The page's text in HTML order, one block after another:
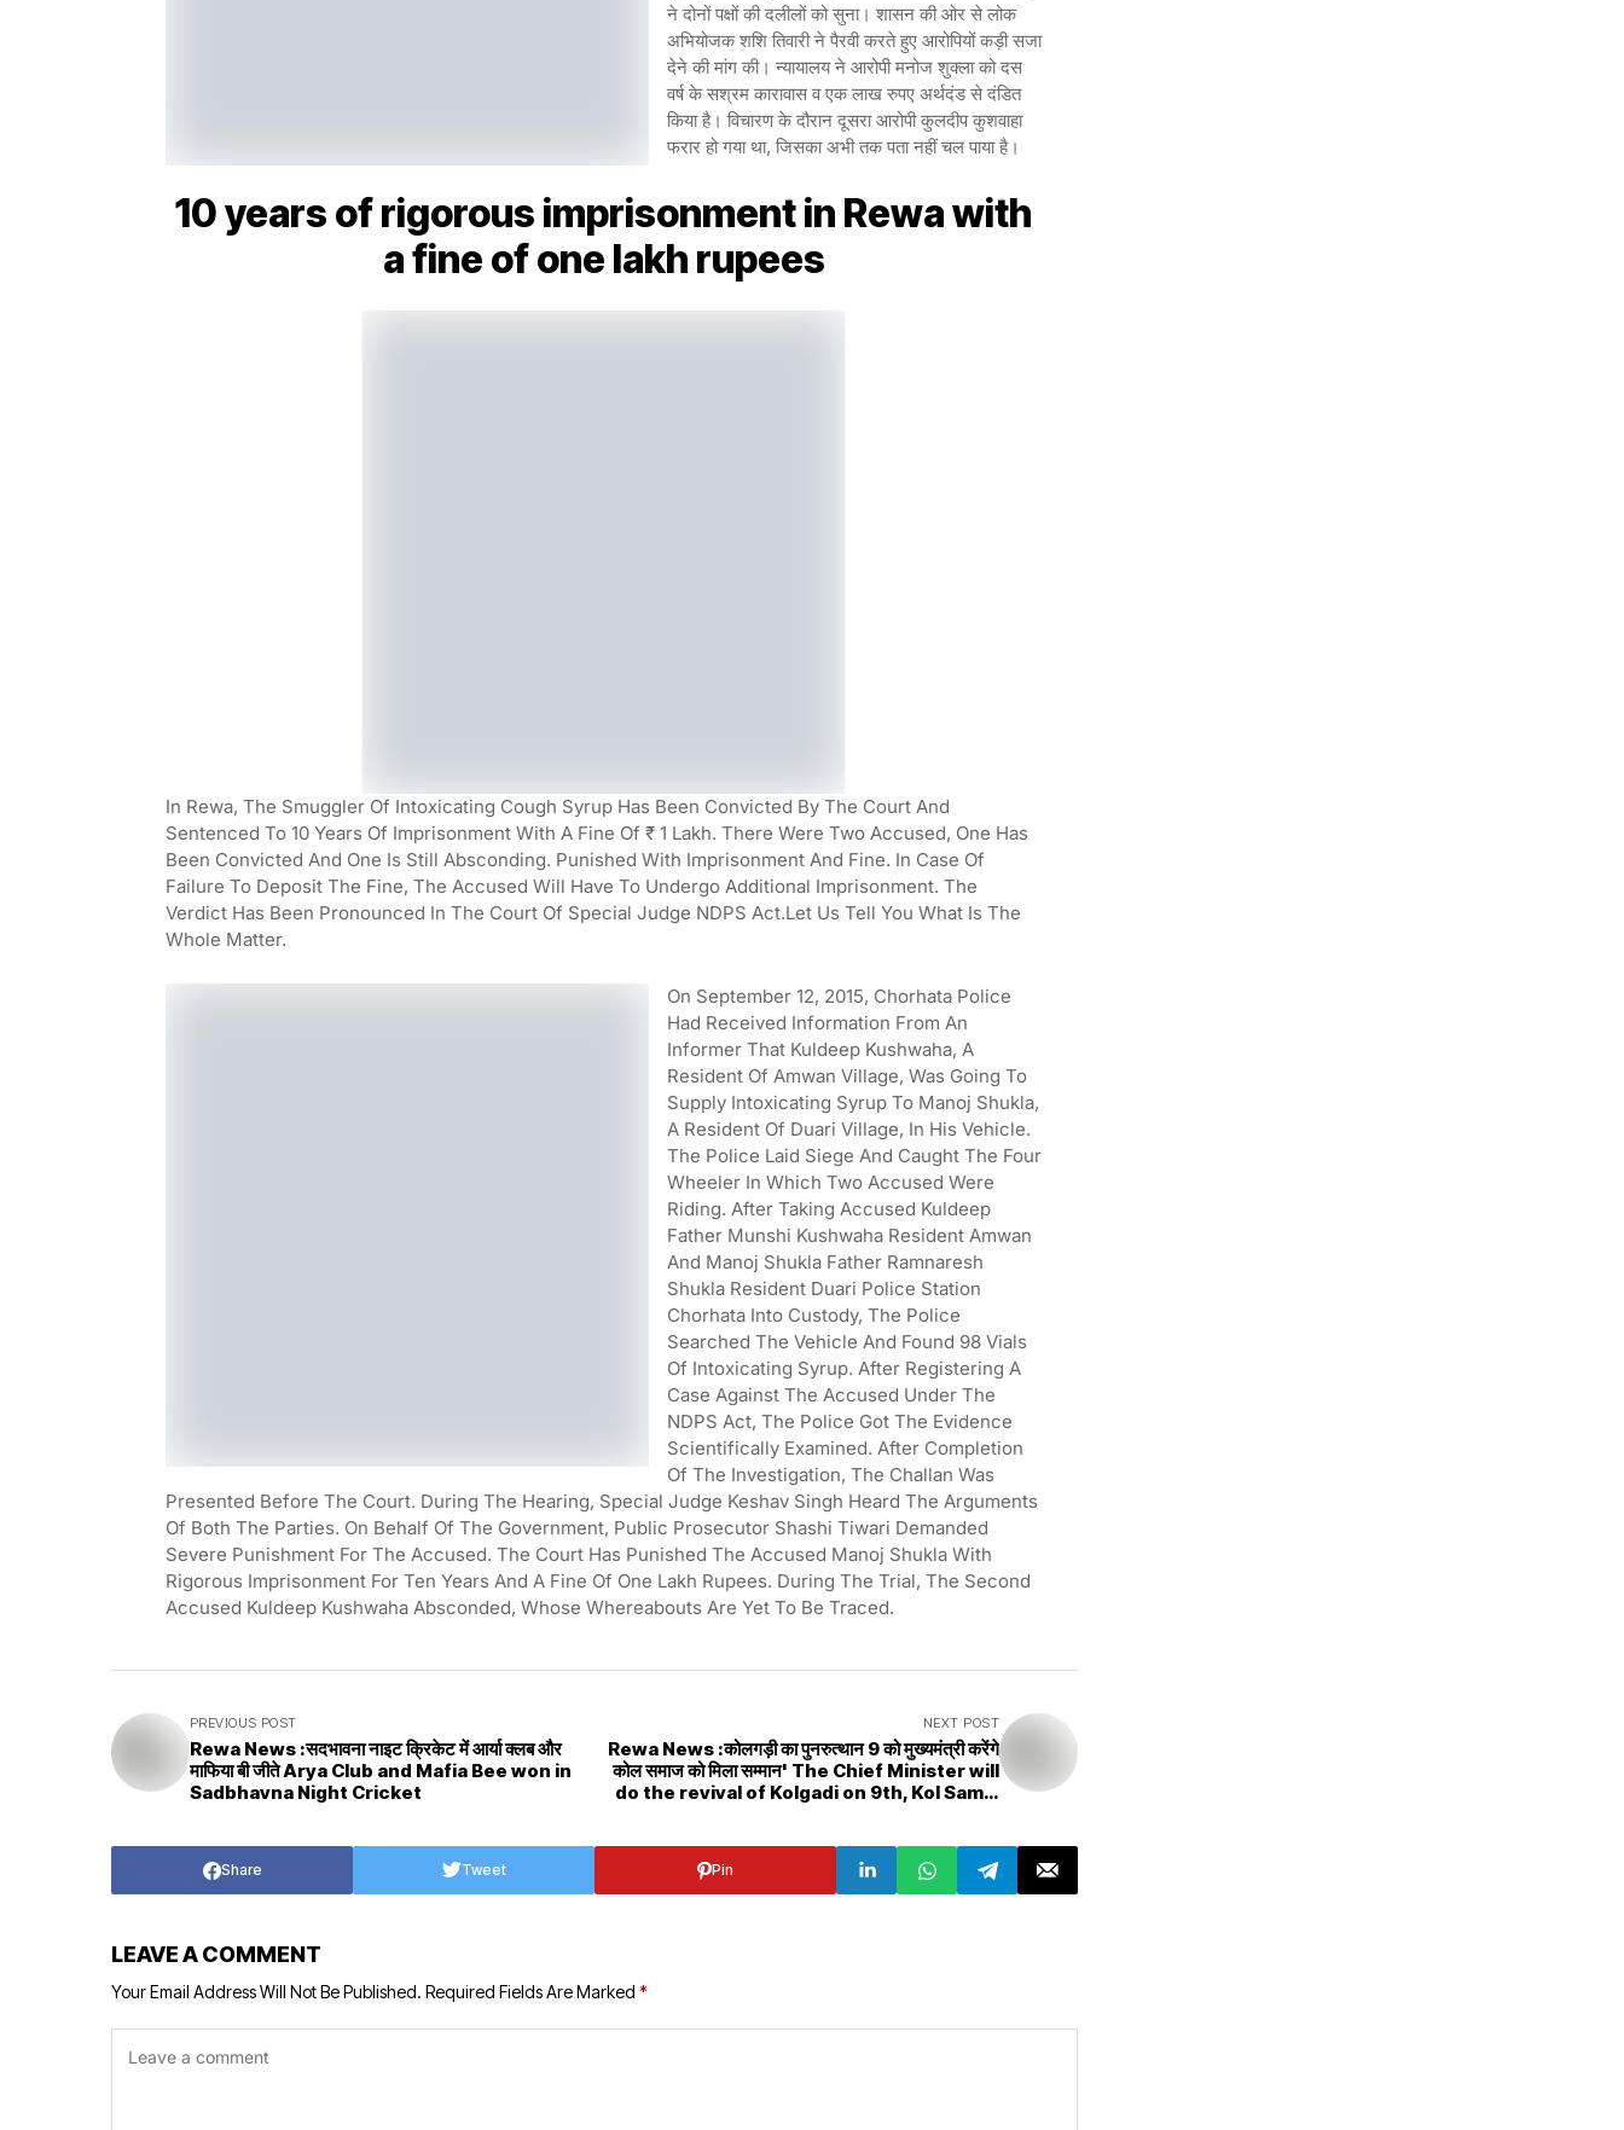
ने दोनों पक्षों की दलीलों को सुना। शासन की ओर से लोक
अभियोजक शशि तिवारी ने पैरवी करते हुए आरोपियों कड़ी सजा
देने की मांग की। न्यायालय ने आरोपी मनोज शुक्ला को दस
वर्ष के सश्रम कारावास व एक लाख रुपए अर्थदंड से दंडित
किया है। विचारण के दौरान दूसरा आरोपी कुलदीप कुशवाहा
फरार हो गया था, जिसका अभी तक पता नहीं चल पाया है।
10 years of rigorous imprisonment in Rewa with
a fine of one lakh rupees
In Rewa, The Smuggler Of Intoxicating Cough Syrup Has Been Convicted By The Court And
Sentenced To 10 Years Of Imprisonment With A Fine Of ₹ 1 Lakh. There Were Two Accused, One Has
Been Convicted And One Is Still Absconding. Punished With Imprisonment And Fine. In Case Of
Failure To Deposit The Fine, The Accused Will Have To Undergo Additional Imprisonment. The
Verdict Has Been Pronounced In The Court Of Special Judge NDPS Act.Let Us Tell You What Is The
Whole Matter.
On September 12, 2015, Chorhata Police
Had Received Information From An
Informer That Kuldeep Kushwaha, A
Resident Of Amwan Village, Was Going To
Supply Intoxicating Syrup To Manoj Shukla,
A Resident Of Duari Village, In His Vehicle.
The Police Laid Siege And Caught The Four
Wheeler In Which Two Accused Were
Riding. After Taking Accused Kuldeep
Father Munshi Kushwaha Resident Amwan
And Manoj Shukla Father Ramnaresh
Shukla Resident Duari Police Station
Chorhata Into Custody, The Police
Searched The Vehicle And Found 98 Vials
Of Intoxicating Syrup. After Registering A
Case Against The Accused Under The
NDPS Act, The Police Got The Evidence
Scientifically Examined. After Completion
Of The Investigation, The Challan Was
Presented Before The Court. During The Hearing, Special Judge Keshav Singh Heard The Arguments
Of Both The Parties. On Behalf Of The Government, Public Prosecutor Shashi Tiwari Demanded
Severe Punishment For The Accused. The Court Has Punished The Accused Manoj Shukla With
Rigorous Imprisonment For Ten Years And A Fine Of One Lakh Rupees. During The Trial, The Second
Accused Kuldeep Kushwaha Absconded, Whose Whereabouts Are Yet To Be Traced.
PREVIOUS POST
Rewa News :सदभावना नाइट क्रिकेट में आर्या क्लब और
माफिया बी जीते Arya Club and Mafia Bee won in
Sadbhavna Night Cricket
NEXT POST
Rewa News :कोलगड़ी का पुनरुत्थान 9 को मुख्यमंत्री करेंगे
कोल समाज को मिला सम्मान' The Chief Minister will
do the revival of Kolgadi on 9th, Kol Samaj
Share Tweet Pin
LEAVE A COMMENT
Your Email Address Will Not Be Published. Required Fields Are Marked *